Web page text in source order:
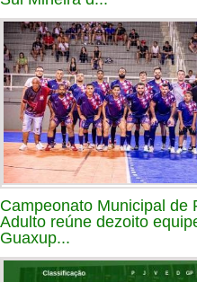
Campeonato Municipal de
Adulto reúne dezoito
Guaxup...